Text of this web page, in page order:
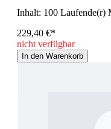
Inhalt: 100 Laufende(r)
229,40 €*
nicht verfügbar
In den Warenkorb